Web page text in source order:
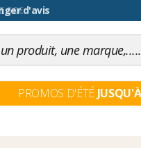
d'avis
PROMOS D'ÉTÉ